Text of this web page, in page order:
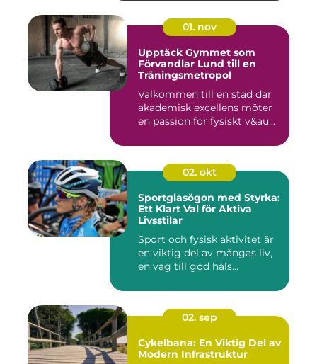
01. nov
Upptäck Gymmet som
Förvandlar Lund till en
Träningsmetropol
Välkommen till en stad där
akademisk excellens möter
en passion för fysiskt v&au...
02. okt
Sportglasögon med Styrka:
Ett Klart Val för Aktiva
Livsstilar
Sport och fysisk aktivitet är
en viktig del av mångas liv,
en väg till god häls...
02. sep
Cykelbana: En Viktig Del av
Modern Infrastruktur